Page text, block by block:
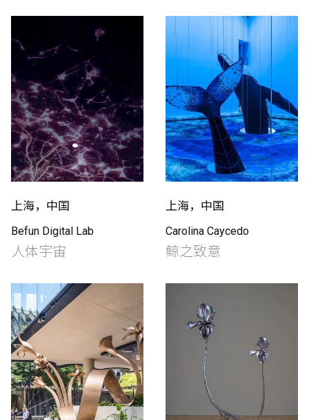
上海，中国
Befun Digital Lab
人体宇宙
上海，中国
Carolina Caycedo
鲸之致意